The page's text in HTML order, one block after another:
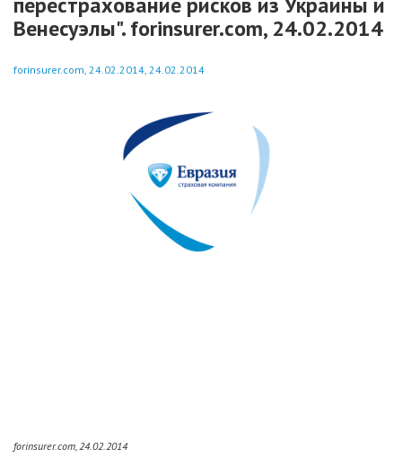
Венесуэлы". forinsurer.com, 24.02.2014
forinsurer.com, 24.02.2014, 24.02.2014
forinsurer.com, 24.02.2014